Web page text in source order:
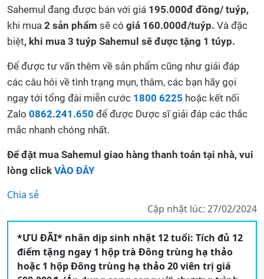
Sahemul đang được bán với giá 195.000đ đồng/ tuýp,
khi mua 2 sản phẩm sẽ có giá 160.000đ/tuýp. Và đặc
biệt, khi mua 3 tuýp Sahemul sẽ được tặng 1 túyp.
Để được tư vấn thêm về sản phẩm cũng như giải đáp
các câu hỏi về tình trạng mụn, thâm, các bạn hãy gọi
ngay tới tổng đài miễn cước 1800 6225 hoặc kết nối
Zalo 0862.241.650 để được Dược sĩ giải đáp các thắc
mắc nhanh chóng nhất.
Để đặt mua Sahemul giao hàng thanh toán tại nhà, vui
lòng click VÀO ĐÂY
Chia sẻ
Cập nhật lúc: 27/02/2024
*ƯU ĐÃI* nhân dịp sinh nhật 12 tuổi: Tích đủ 12
điểm tặng ngay 1 hộp trà Đông trùng hạ thảo
hoặc 1 hộp Đông trùng hạ thảo 20 viên trị giá